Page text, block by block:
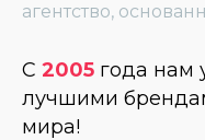
агентство,
С 2005 года нам
лучшими
мира!